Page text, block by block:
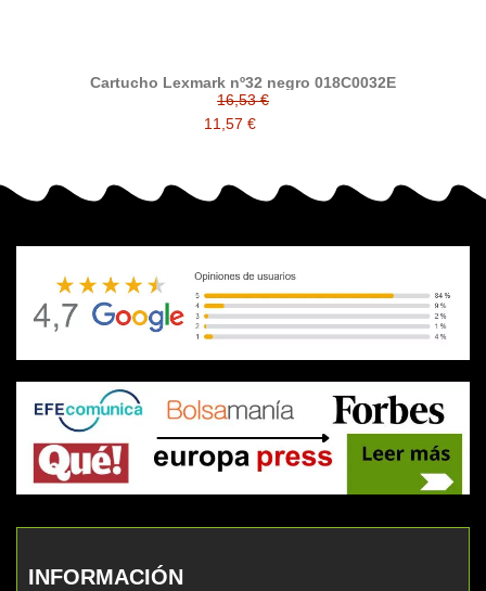
Cartucho Lexmark nº32 negro 018C0032E
16,53 €
11,57 €
INFORMACIÓN